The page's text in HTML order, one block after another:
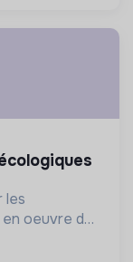
les
oeuvre de
au